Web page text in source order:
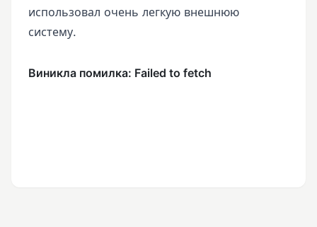
использовал очень легкую внешнюю
систему.